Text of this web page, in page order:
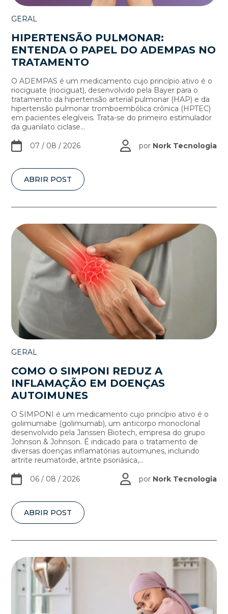
GERAL
HIPERTENSÃO PULMONAR:
ENTENDA O PAPEL DO ADEMPAS NO
TRATAMENTO
O ADEMPAS é um medicamento cujo princípio ativo é o
riociguate (riociguat), desenvolvido pela Bayer para o
tratamento da hipertensão arterial pulmonar (HAP) e da
hipertensão pulmonar tromboembólica crônica (HPTEC)
em pacientes elegíveis. Trata-se do primeiro estimulador
da guanilato ciclase...
07 / 08 / 2026 por Nork Tecnologia
ABRIR POST
GERAL
COMO O SIMPONI REDUZ A
INFLAMAÇÃO EM DOENÇAS
AUTOIMUNES
O SIMPONI é um medicamento cujo princípio ativo é o
golimumabe (golimumab), um anticorpo monoclonal
desenvolvido pela Janssen Biotech, empresa do grupo
Johnson & Johnson. É indicado para o tratamento de
diversas doenças inflamatórias autoimunes, incluindo
artrite reumatoide, artrite psoriásica,...
06 / 08 / 2026 por Nork Tecnologia
ABRIR POST